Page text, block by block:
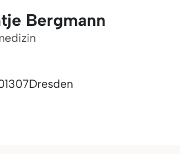
Bergmann
Dresden